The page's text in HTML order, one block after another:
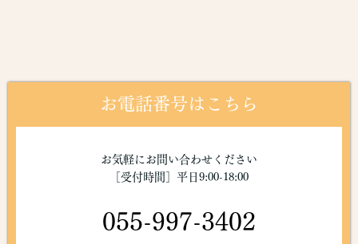
お電話番号はこちら
お気軽にお問い合わせください
［受付時間］平日9:00-18:00
055-997-3402